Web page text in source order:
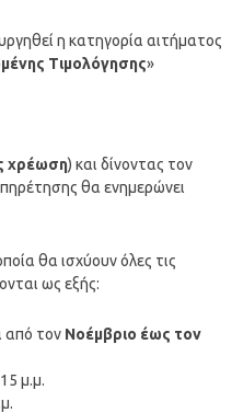
η κατηγορία αιτήματος
Τιμολόγησης»
χρέωση) και δίνοντας τον
θα ενημερώνει
θα ισχύουν όλες τις
ως εξής:
από τον Νοέμβριο έως τον
μ.μ.